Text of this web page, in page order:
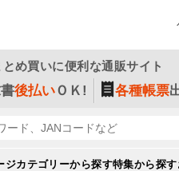
め買いに便利な通販サイト
後払いＯＫ! 各種帳票
ジカテゴリーから探す特集から探す